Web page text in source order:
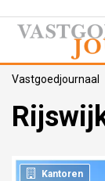
Vastgoedjournaal
Kantoren